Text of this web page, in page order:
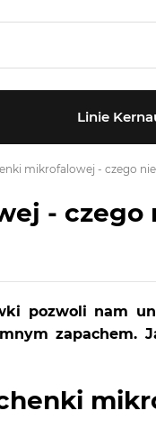
Linie
mikrofalowej - czego
- czego
pozwoli nam
zapachem.